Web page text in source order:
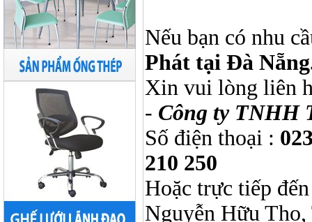
Nếu bạn có nhu
Phát tại Đà
Xin vui lòng liên
- Công ty TNHH
Số điện thoại :
210 250
Hoặc trực tiếp
Nguyễn Hữu Thọ,